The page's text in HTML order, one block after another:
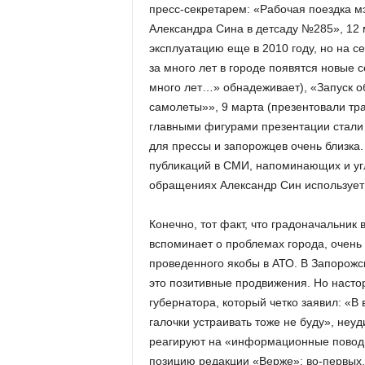
пресс-секретарем: «Рабочая поездка
Александра Сина в детсаду №285», 12
эксплуатацию еще в 2010 году, но на
за много лет в городе появятся новые
много лет…» обнадеживает), «Запуск
самолеты»», 9 марта (презентовали
главными фигурами презентации
для прессы и запорожцев очень
публикаций в СМИ, напоминающих и
обращениях Александр Син
Конечно, тот факт, что
вспоминает о проблемах города,
проведенного якобы в АТО. В
это позитивные продвижения. Но
губернатора, который четко заявил:
галочки устраивать тоже не буду»,
реагируют на «информационные
позицию редакции «Верже»: во-